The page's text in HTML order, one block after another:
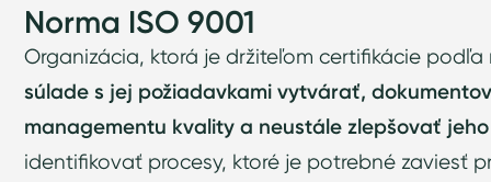
Norma ISO 9001
Organizácia, ktorá je držiteľom certifikácie podľa
súlade s jej požiadavkami vytvárať,
managementu kvality a neustále zlepšovať
identifikovať procesy, ktoré je potrebné zaviesť